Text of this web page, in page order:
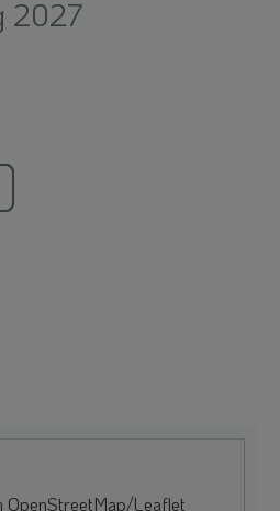
2027
OpenStreetMap/Leaflet